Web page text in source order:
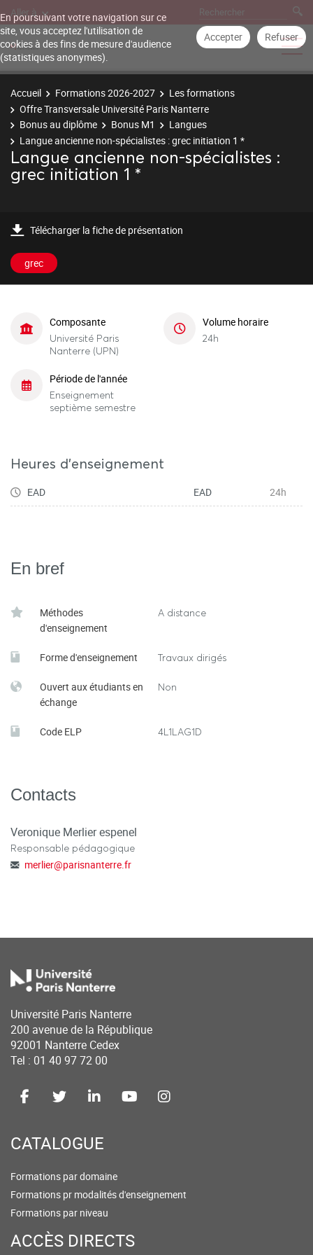
En poursuivant votre navigation sur ce
site, vous acceptez l'utilisation de
cookies à des fins de mesure d'audience
(statistiques anonymes).
Accepter Refuser
Aller à
Accueil Formations 2026-2027
Les formations
Offre Transversale Université Paris Nanterre
Bonus au diplôme
Bonus M1
Langues
Langue ancienne non-spécialistes : grec initiation 1 *
Langue ancienne non-spécialistes :
grec initiation 1 *
Télécharger la fiche de présentation
grec
Composante
Université Paris
Nanterre (UPN)
Volume horaire
24h
Période de l'année
Enseignement
septième semestre
Heures d'enseignement
EAD EAD 24h
En bref
Méthodes
d'enseignement
A distance
Forme d'enseignement Travaux dirigés
Ouvert aux étudiants en
échange
Non
Code ELP 4L1LAG1D
Contacts
Veronique Merlier espenel
Responsable pédagogique
merlier@parisnanterre.fr
Université Paris Nanterre
200 avenue de la République
92001 Nanterre Cedex
Tel : 01 40 97 72 00
CATALOGUE
Formations par domaine
Formations pr modalités d'enseignement
Formations par niveau
ACCÈS DIRECTS